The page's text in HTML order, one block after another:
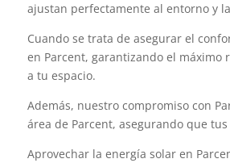
ajustan perfectamente al entorno y
Cuando se trata de asegurar el
en Parcent, garantizando el máximo
a tu espacio.
Además, nuestro compromiso con
área de Parcent, asegurando que
Aprovechar la energía solar en